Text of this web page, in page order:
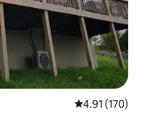
औसत रेटिंग 5 में से
4.91 (170)